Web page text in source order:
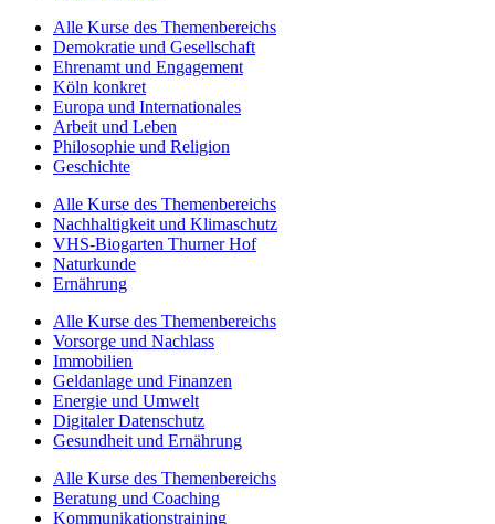
Alle Kurse des Themenbereichs
Demokratie und Gesellschaft
Ehrenamt und Engagement
Köln konkret
Europa und Internationales
Arbeit und Leben
Philosophie und Religion
Geschichte
Alle Kurse des Themenbereichs
Nachhaltigkeit und Klimaschutz
VHS-Biogarten Thurner Hof
Naturkunde
Ernährung
Alle Kurse des Themenbereichs
Vorsorge und Nachlass
Immobilien
Geldanlage und Finanzen
Energie und Umwelt
Digitaler Datenschutz
Gesundheit und Ernährung
Alle Kurse des Themenbereichs
Beratung und Coaching
Kommunikationstraining